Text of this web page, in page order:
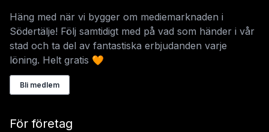
Häng med när vi bygger om mediemarknaden i
Södertälje! Följ samtidigt med på vad som händer i vår
stad och ta del av fantastiska erbjudanden varje
löning. Helt gratis 🧡
Bli medlem
För företag